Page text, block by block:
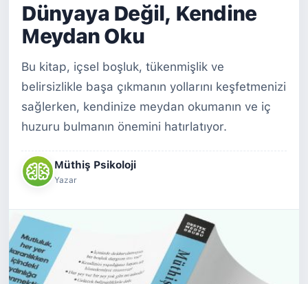
Dünyaya Değil, Kendine
Meydan Oku
Bu kitap, içsel boşluk, tükenmişlik ve
belirsizlikle başa çıkmanın yollarını keşfetmenizi
sağlerken, kendinize meydan okumanın ve iç
huzuru bulmanın önemini hatırlatıyor.
Müthiş Psikoloji
Yazar